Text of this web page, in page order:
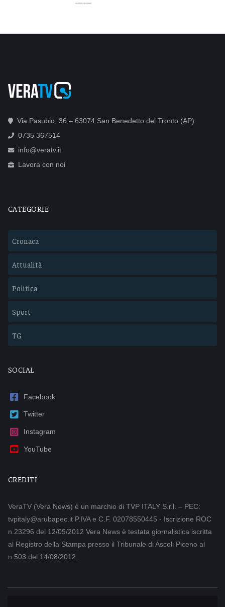
Via Pasubio, 36 – 63074 San Benedetto del Tronto (AP)
0735 367514
info@veratv.it
Lavora con noi
CATEGORIE
Cronaca
Attualità
Politica
Sport
TG
SOCIAL
Facebook
Twitter
Instagram
YouTube
CREDITI
VeraTV (Vera News) è un marchio di TVP ITALY S.r.l. – PEC:
tvpitaly@arubapec.it P.IVA e C.F. 02078550445 - Iscrizione ROC
n.23296 del 12/09/2012 Vera News è testata giornalistica iscritta
al Registro della Stampa presso il Tribunale di Ascoli Piceno al
n.503 del 14/08/2012.